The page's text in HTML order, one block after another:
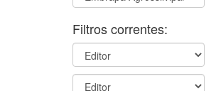
Filtros correntes: